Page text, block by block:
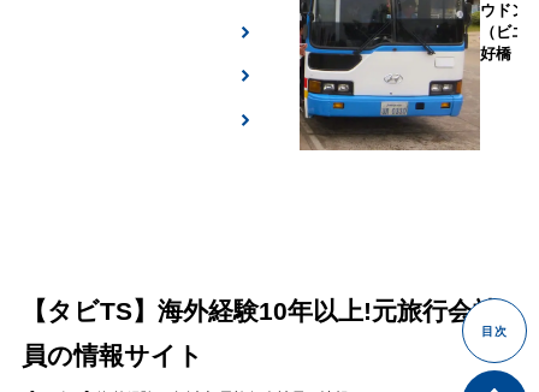
ウドン
（ビ
好橋
【タビTS】海外経験10年以上!元旅行会社
員の情報サイト